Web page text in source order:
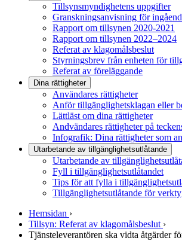
Tillsynsmyndighetens uppgifter
Granskningsanvisning för
Rapport om tillsynen 2020-2021
Rapport om tillsynen 2022–2024
Referat av klagomålsbeslut
Styrningsbrev från enheten för
Referat av föreläggande
Dina rättigheter
Användares rättigheter
Anför tillgänglighetsklagan eller
Lättläst om dina rättigheter
Andvändares rättigheter på
Infografik: Dina rättigheter som
Utarbetande av tillgänglighets­utlåtande
Utarbetande av
Fyll i tillgänglighetsutlåtandet
Tips för att fylla i
Tillgänglighetsutlåtande för
Hemsidan ›
Tillsyn: Referat av klagomålsbeslut ›
Tjänsteleverantören ska vidta åtgärder